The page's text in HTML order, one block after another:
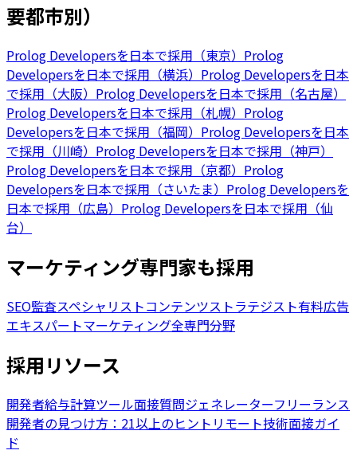
要都市別）
Prolog Developersを日本で採用（東京） Prolog
Developersを日本で採用（横浜） Prolog Developersを日本
で採用（大阪） Prolog Developersを日本で採用（名古屋）
Prolog Developersを日本で採用（札幌） Prolog
Developersを日本で採用（福岡） Prolog Developersを日本
で採用（川崎） Prolog Developersを日本で採用（神戸）
Prolog Developersを日本で採用（京都） Prolog
Developersを日本で採用（さいたま） Prolog Developersを
日本で採用（広島） Prolog Developersを日本で採用（仙
台）
マーケティング専門家も採用
SEO監査スペシャリストコンテンツストラテジスト有料広告
エキスパートマーケティング全専門分野
採用リソース
開発者給与計算ツール面接質問ジェネレーターフリーランス
開発者の見つけ方：21以上のヒント リモート技術面接ガイ
ド